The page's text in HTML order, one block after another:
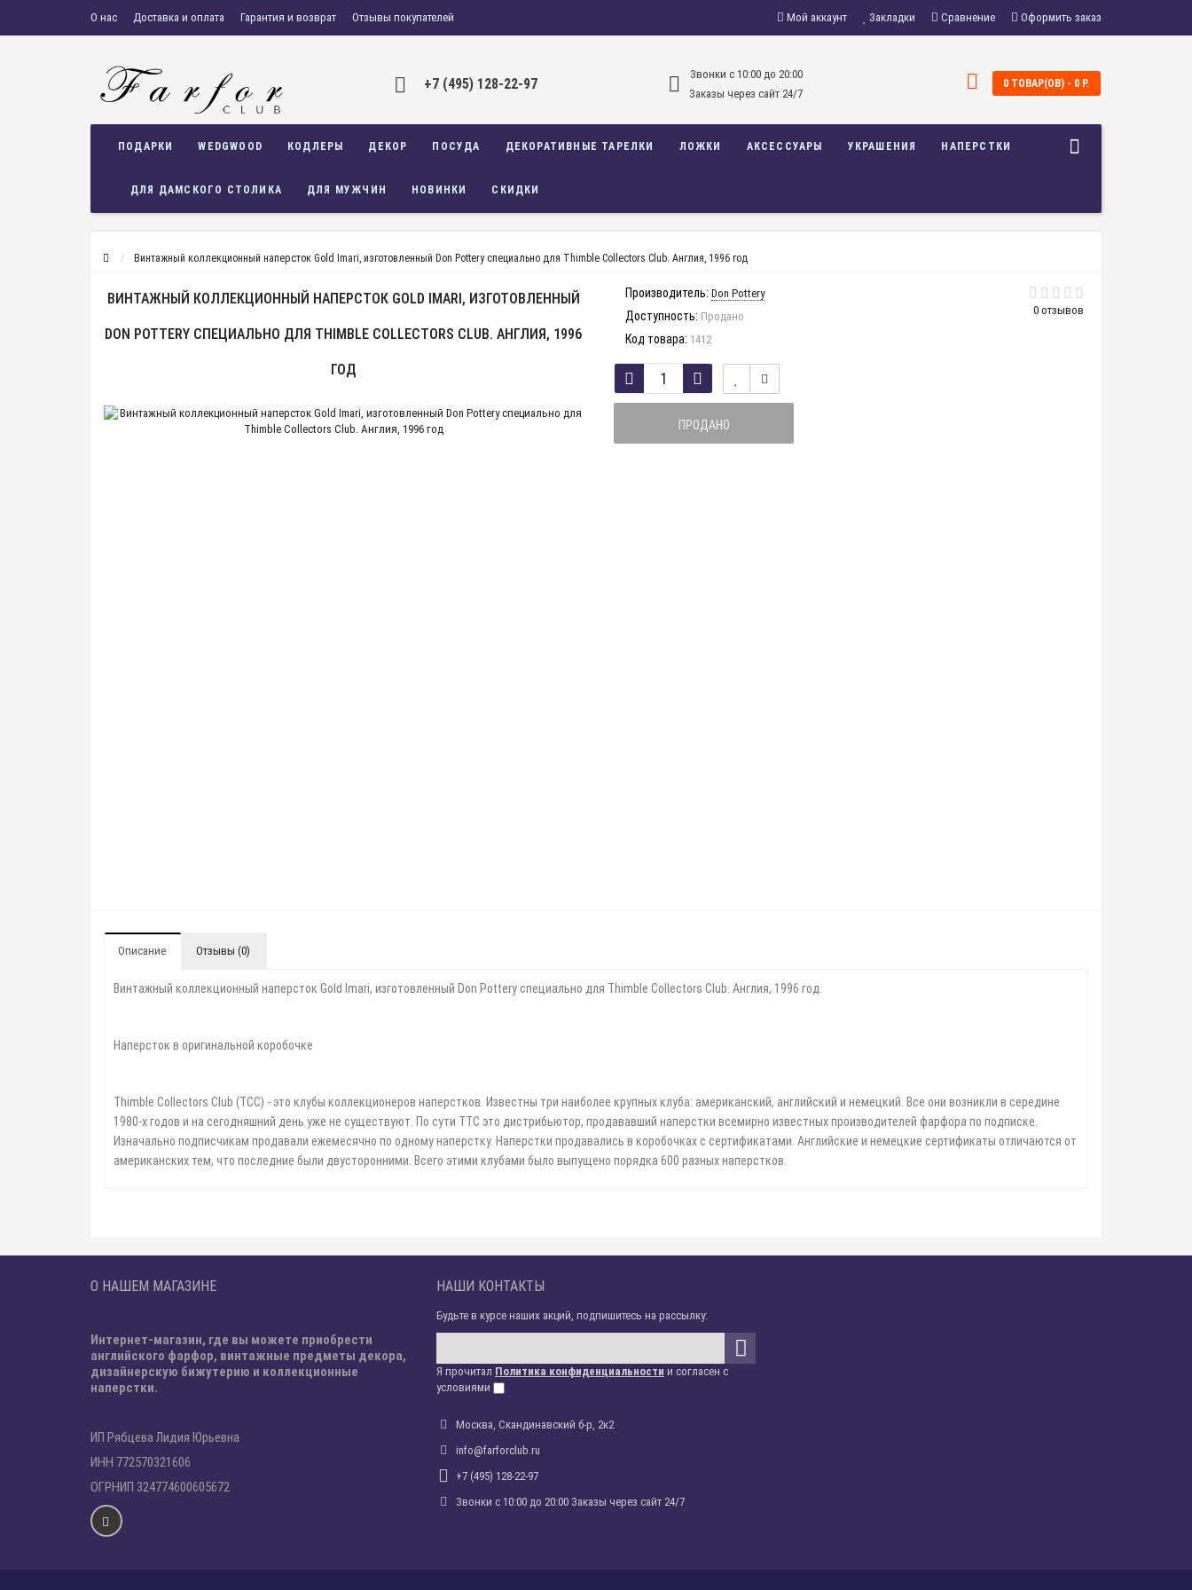
О нас Доставка и оплата Гарантия и возврат Отзывы покупателей Мой аккаунт Закладки Сравнение Оформить заказ
+7 (495) 128-22-97
Звонки c 10:00 до 20:00
Заказы через сайт 24/7
0 ТОВАР(ОВ) - 0 Р.
ПОДАРКИ WEDGWOOD КОДЛЕРЫ ДЕКОР ПОСУДА ДЕКОРАТИВНЫЕ ТАРЕЛКИ ЛОЖКИ АКСЕССУАРЫ УКРАШЕНИЯ НАПЕРСТКИ
ДЛЯ ДАМСКОГО СТОЛИКА ДЛЯ МУЖЧИН НОВИНКИ СКИДКИ
Винтажный коллекционный наперсток Gold Imari, изготовленный Don Pottery специально для Thimble Collectors Club. Англия, 1996 год
ВИНТАЖНЫЙ КОЛЛЕКЦИОННЫЙ НАПЕРСТОК GOLD IMARI, ИЗГОТОВЛЕННЫЙ
DON POTTERY СПЕЦИАЛЬНО ДЛЯ THIMBLE COLLECTORS CLUB. АНГЛИЯ, 1996
ГОД
0 отзывов
Производитель: Don Pottery
Доступность: Продано
Код товара: 1412
ПРОДАНО
Описание Отзывы (0)
Винтажный коллекционный наперсток Gold Imari, изготовленный Don Pottery специально для Thimble Collectors Club. Англия, 1996 год.
Наперсток в оригинальной коробочке
Thimble Collectors Club (TCC) - это клубы коллекционеров наперстков. Известны три наиболее крупных клуба: американский, английский и немецкий. Все они возникли в середине
1980-х годов и на сегодняшний день уже не существуют. По сути TTC это дистрибьютор, продававший наперстки всемирно известных производителей фарфора по подписке.
Изначально подписчикам продавали ежемесячно по одному наперстку. Наперстки продавались в коробочках с сертификатами. Английские и немецкие сертификаты отличаются от
американских тем, что последние были двусторонними. Всего этими клубами было выпущено порядка 600 разных наперстков.
О НАШЕМ МАГАЗИНЕ
Интернет-магазин, где вы можете приобрести
английского фарфор, винтажные предметы декора,
дизайнерскую бижутерию и коллекционные
наперстки.
ИП Рябцева Лидия Юрьевна
ИНН 772570321606
ОГРНИП 324774600605672
НАШИ КОНТАКТЫ
Будьте в курсе наших акций, подпишитесь на рассылку:
Я прочитал Политика конфиденциальности и согласен с
условиями
Москва, Скандинавский б-р, 2к2
info@farforclub.ru
+7 (495) 128-22-97
Звонки c 10:00 до 20:00 Заказы через сайт 24/7